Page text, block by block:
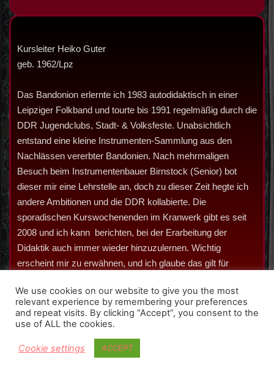
Kursleiter Heiko Guter
geb. 1962/Lpz
Das Bandonion erlernte ich 1983 autodidaktisch in einer
Leipziger Folkband und tourte bis 1991 regelmäßig durch die
DDR Jugendclubs, Stadt- & Volksfeste. Unabsichtlich
entstand eine kleine Instrumenten-Sammlung aus den
Nachlässen vererbter Bandonien. Nach mehrmaligen
Besuch beim Instrumentenbauer Birnstock (Senior) bot
dieser mir eine Lehrstelle an, doch zu dieser Zeit hegte ich
andere Ambitionen und die DDR kollabierte. Die
sporadischen Kurswochenenden im Kranwerk gibt es seit
2008 und ich kann berichten, bei der Erarbeitung der
Didaktik auch immer wieder hinzuzulernen. Wichtig
erscheint mir zu erwähnen, und ich glaube das gilt für
Tonbeispiel (MP3.Probemitschnitt) gespielt auf AA II/II
144tönig Bj. 1936:
|poursilvi.mp3
We use cookies on our website to give you the most
relevant experience by remembering your preferences
and repeat visits. By clicking “Accept”, you consent to the
Cookie settings ACCEPT